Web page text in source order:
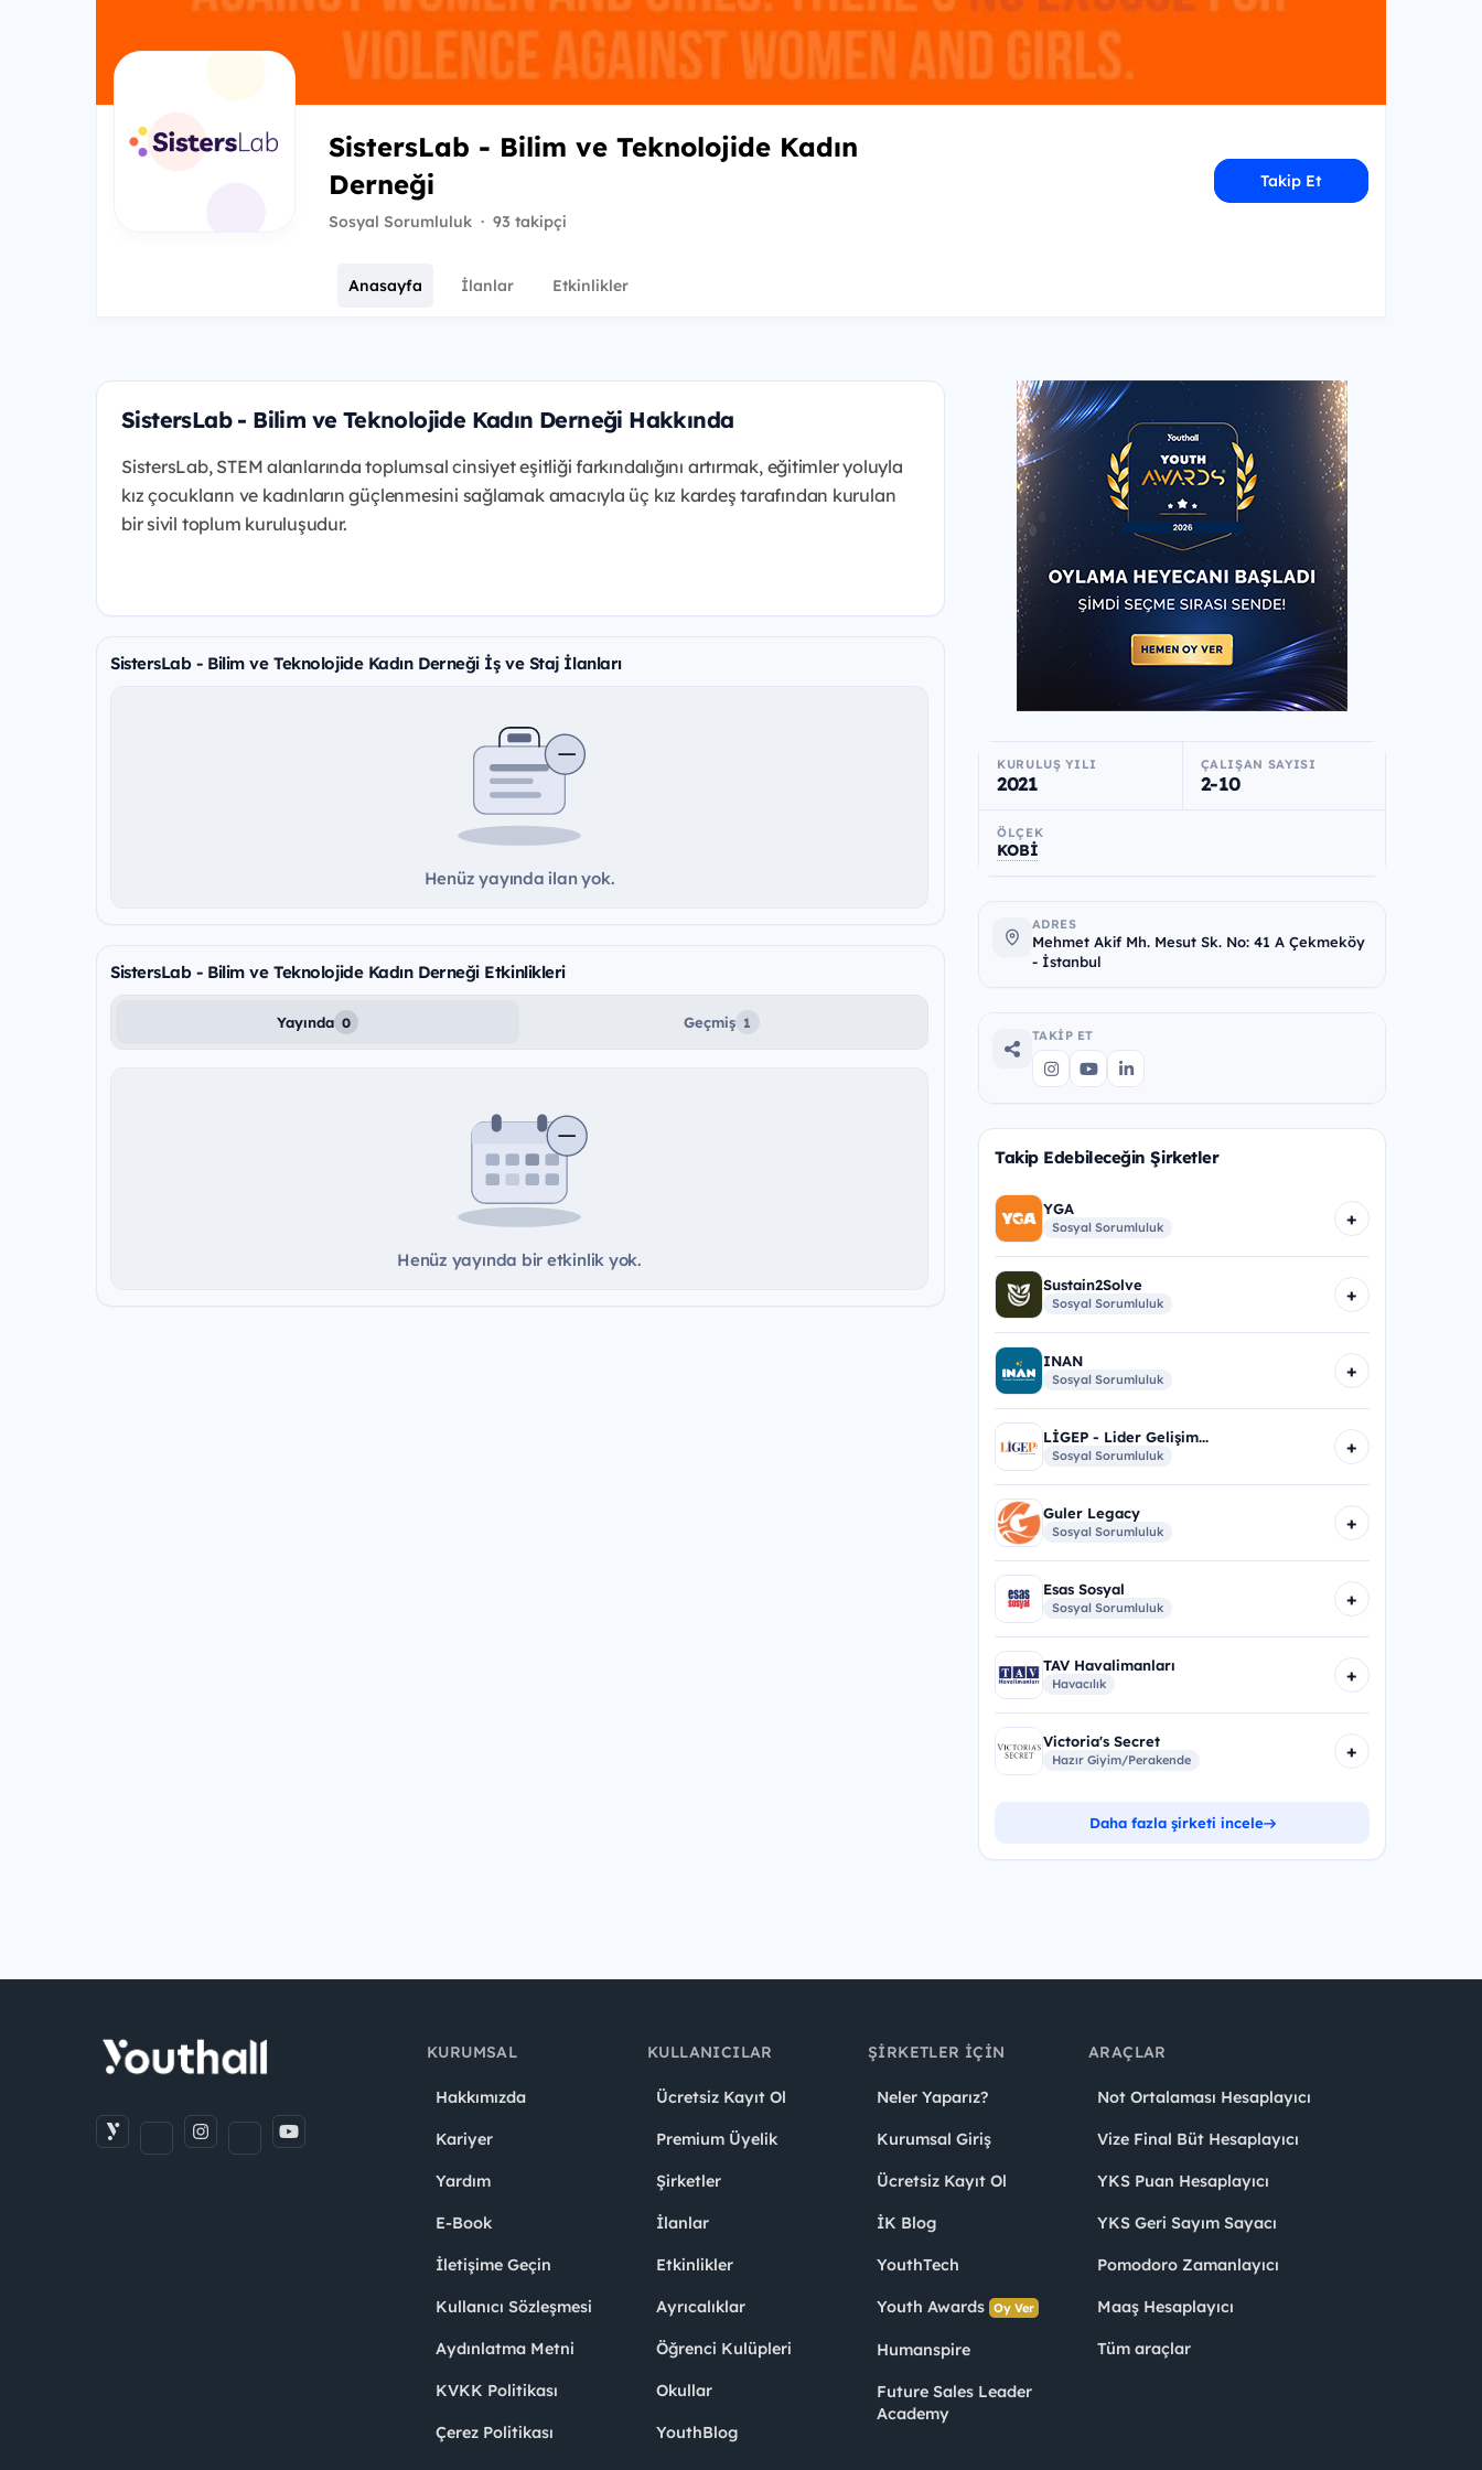
SistersLab - Bilim ve Teknolojide Kadın
Derneği
Sosyal Sorumluluk · 93 takipçi
Takip Et
Anasayfa İlanlar Etkinlikler
SistersLab - Bilim ve Teknolojide Kadın Derneği Hakkında
SistersLab, STEM alanlarında toplumsal cinsiyet eşitliği farkındalığını artırmak, eğitimler yoluyla
kız çocukların ve kadınların güçlenmesini sağlamak amacıyla üç kız kardeş tarafından kurulan
bir sivil toplum kuruluşudur.
SistersLab - Bilim ve Teknolojide Kadın Derneği İş ve Staj İlanları
Henüz yayında ilan yok.
SistersLab - Bilim ve Teknolojide Kadın Derneği Etkinlikleri
Yayında 0 Geçmiş 1
Henüz yayında bir etkinlik yok.
KURULUŞ YILI
2021
ÇALIŞAN SAYISI
2-10
ÖLÇEK
KOBİ
ADRES
Mehmet Akif Mh. Mesut Sk. No: 41 A Çekmeköy
- İstanbul
TAKIP ET
Takip Edebileceğin Şirketler
YGA
Sosyal Sorumluluk +
Sustain2Solve
Sosyal Sorumluluk +
INAN
Sosyal Sorumluluk +
LİGEP - Lider Gelişim...
Sosyal Sorumluluk +
Guler Legacy
Sosyal Sorumluluk +
Esas Sosyal
Sosyal Sorumluluk +
TAV Havalimanları
Havacılık +
Victoria's Secret
Hazır Giyim/Perakende +
Daha fazla şirketi incele
KURUMSAL
Hakkımızda
Kariyer
Yardım
E-Book
İletişime Geçin
Kullanıcı Sözleşmesi
Aydınlatma Metni
KVKK Politikası
Çerez Politikası
KULLANICILAR
Ücretsiz Kayıt Ol
Premium Üyelik
Şirketler
İlanlar
Etkinlikler
Ayrıcalıklar
Öğrenci Kulüpleri
Okullar
YouthBlog
ŞIRKETLER İÇIN
Neler Yaparız?
Kurumsal Giriş
Ücretsiz Kayıt Ol
İK Blog
YouthTech
Youth Awards Oy Ver
Humanspire
Future Sales Leader
Academy
ARAÇLAR
Not Ortalaması Hesaplayıcı
Vize Final Büt Hesaplayıcı
YKS Puan Hesaplayıcı
YKS Geri Sayım Sayacı
Pomodoro Zamanlayıcı
Maaş Hesaplayıcı
Tüm araçlar